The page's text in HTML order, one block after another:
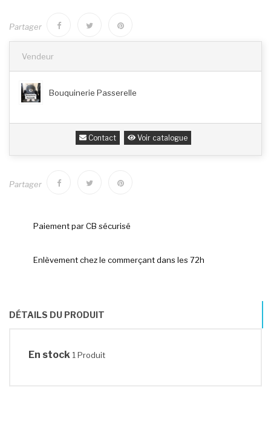
Partager
Vendeur
Bouquinerie Passerelle
Contact Voir catalogue
Partager
Paiement par CB sécurisé
Enlèvement chez le commerçant dans les 72h
DÉTAILS DU PRODUIT
En stock 1 Produit